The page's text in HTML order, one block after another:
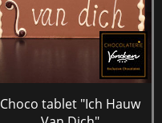
Choco tablet "Ich Hauw